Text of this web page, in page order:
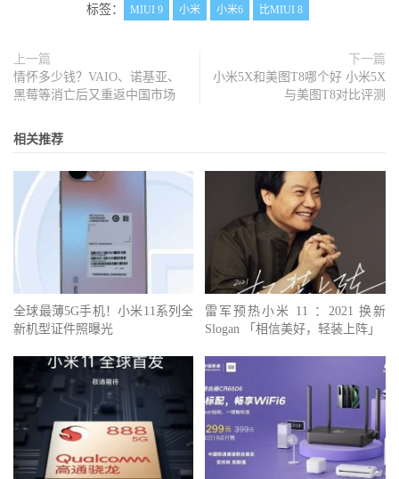
标签： MIUI 9 小米 小米6 比MIUI 8
上一篇
情怀多少钱？VAIO、诺基亚、
黑莓等消亡后又重返中国市场
下一篇
小米5X和美图T8哪个好 小米5X
与美图T8对比评测
相关推荐
全球最薄5G手机！小米11系列全
新机型证件照曝光
雷军预热小米 11 ：2021 换新
Slogan 「相信美好，轻装上阵」